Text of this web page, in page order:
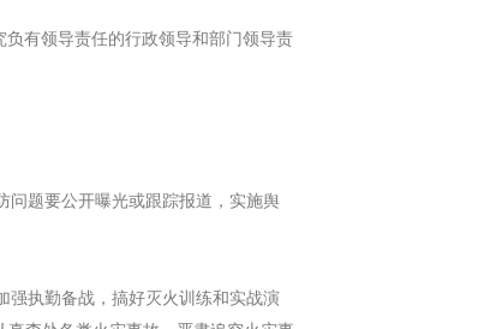
有领导责任的行政领导和部门领导责
题要公开曝光或跟踪报道，实施舆
执勤备战，搞好灭火训练和实战演